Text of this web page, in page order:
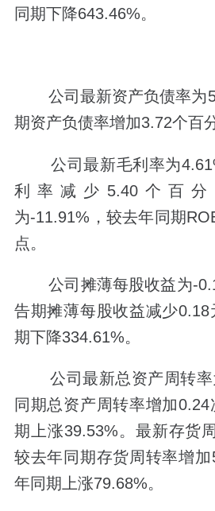
同期下降643.46%。
公司最新资产负债率为
期资产负债率增加3.72个百
公司最新毛利率为
利率减少5.40个百分
为-11.91%，较去年同期
点。
公司摊薄每股收益为-
告期摊薄每股收益减少
期下降334.61%。
公司最新总资产周转率
同期总资产周转率增加
期上涨39.53%。最新存货
较去年同期存货周转率增
年同期上涨79.68%。